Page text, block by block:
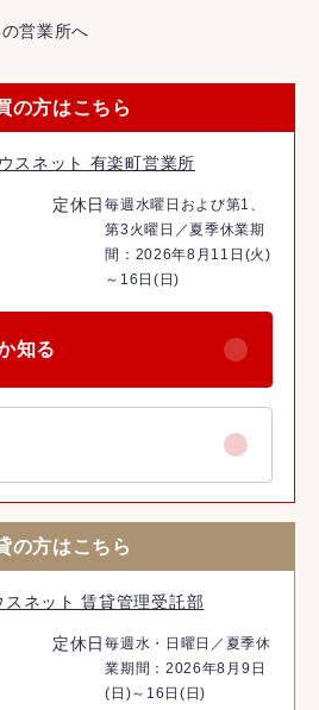
営業所へ
の方はこちら
スネット 有楽町営業所
定休日毎週水曜日および第1、
第3火曜日／夏季休業期
間：2026年8月11日(火)
～16日(日)
知る
の方はこちら
スネット 賃貸管理受託部
定休日毎週水・日曜日／夏季休
業期間：2026年8月9日
(日)～16日(日)